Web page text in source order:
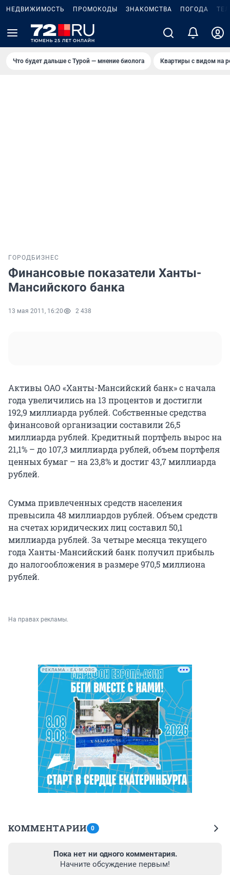
НЕДВИЖИМОСТЬ ПРОМОКОДЫ ЗНАКОМСТВА ПОГОДА
Что будет дальше с Турой — мнение биолога Квартиры с видом на
ГОРОД БИЗНЕС
Финансовые показатели Ханты-
Мансийского банка
13 мая 2011, 16:20 2 438
Активы ОАО «Ханты-Мансийский банк» с начала
года увеличились на 13 процентов и достигли
192,9 миллиарда рублей. Собственные средства
финансовой организации составили 26,5
миллиарда рублей. Кредитный портфель вырос на
21,1% – до 107,3 миллиарда рублей, объем портфеля
ценных бумаг – на 23,8% и достиг 43,7 миллиарда
рублей.
Сумма привлеченных средств населения
превысила 48 миллиардов рублей. Объем средств
на счетах юридических лиц составил 50,1
миллиарда рублей. За четыре месяца текущего
года Ханты-Мансийский банк получил прибыль
до налогообложения в размере 970,5 миллиона
рублей.
На правах рекламы.
РЕКЛАМА • EA-M.ORG
КОММЕНТАРИИ 0
Пока нет ни одного комментария.
Начните обсуждение первым!